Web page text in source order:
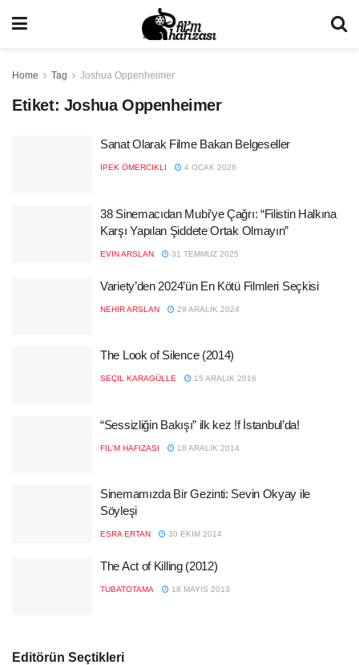
Home Tag Joshua Oppenheimer
Etiket: Joshua Oppenheimer
Sanat Olarak Filme Bakan Belgeseller
İPEK ÖMERCIKLI 4 OCAK 2026
38 Sinemacıdan Mubi’ye Çağrı: “Filistin Halkına
Karşı Yapılan Şiddete Ortak Olmayın”
EVIN ARSLAN 31 TEMMUZ 2025
Variety’den 2024’ün En Kötü Filmleri Seçkisi
NEHIR ARSLAN 29 ARALIK 2024
The Look of Silence (2014)
SEÇIL KARAGÜLLE 15 ARALIK 2016
“Sessizliğin Bakışı” ilk kez !f İstanbul’da!
FIL'M HAFIZASI 18 ARALIK 2014
Sinemamızda Bir Gezinti: Sevin Okyay ile
Söyleşi
ESRA ERTAN 30 EKIM 2014
The Act of Killing (2012)
TUBATOTAMA 18 MAYIS 2013
Editörün Seçtikleri